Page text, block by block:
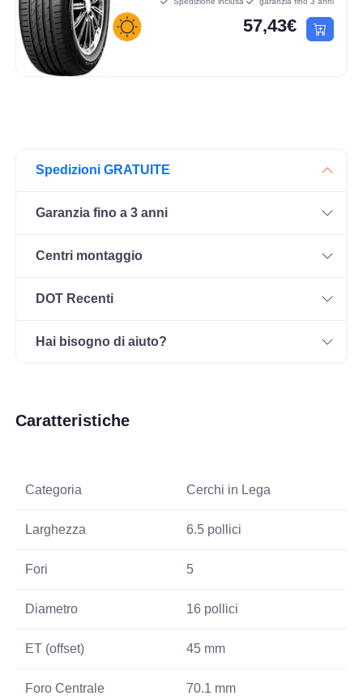
57,43€
Spedizioni GRATUITE
Garanzia fino a 3 anni
Centri montaggio
DOT Recenti
Hai bisogno di aiuto?
Caratteristiche
Categoria Cerchi in Lega
Larghezza 6.5 pollici
Fori 5
Diametro 16 pollici
ET (offset) 45 mm
Foro Centrale 70.1 mm